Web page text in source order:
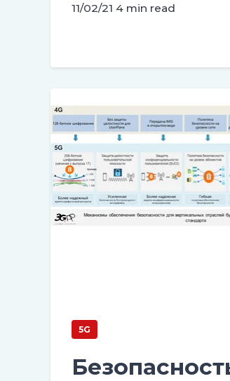
11/02/21 4 min read
5G